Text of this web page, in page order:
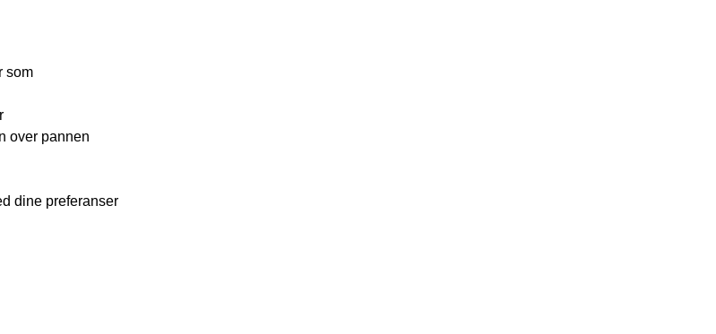
som
over pannen
dine preferanser